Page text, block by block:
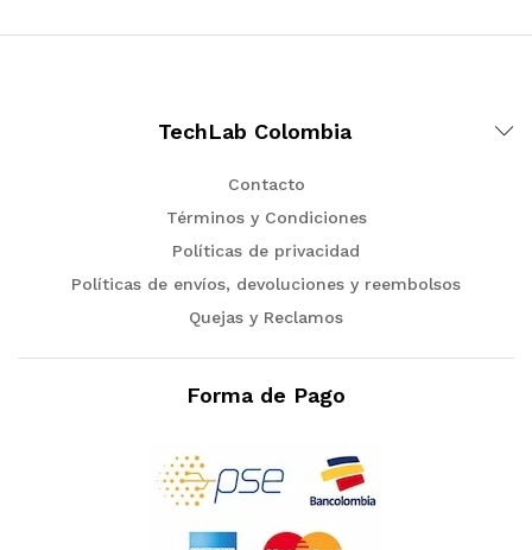
TechLab Colombia
Contacto
Términos y Condiciones
Políticas de privacidad
Políticas de envíos, devoluciones y reembolsos
Quejas y Reclamos
Forma de Pago